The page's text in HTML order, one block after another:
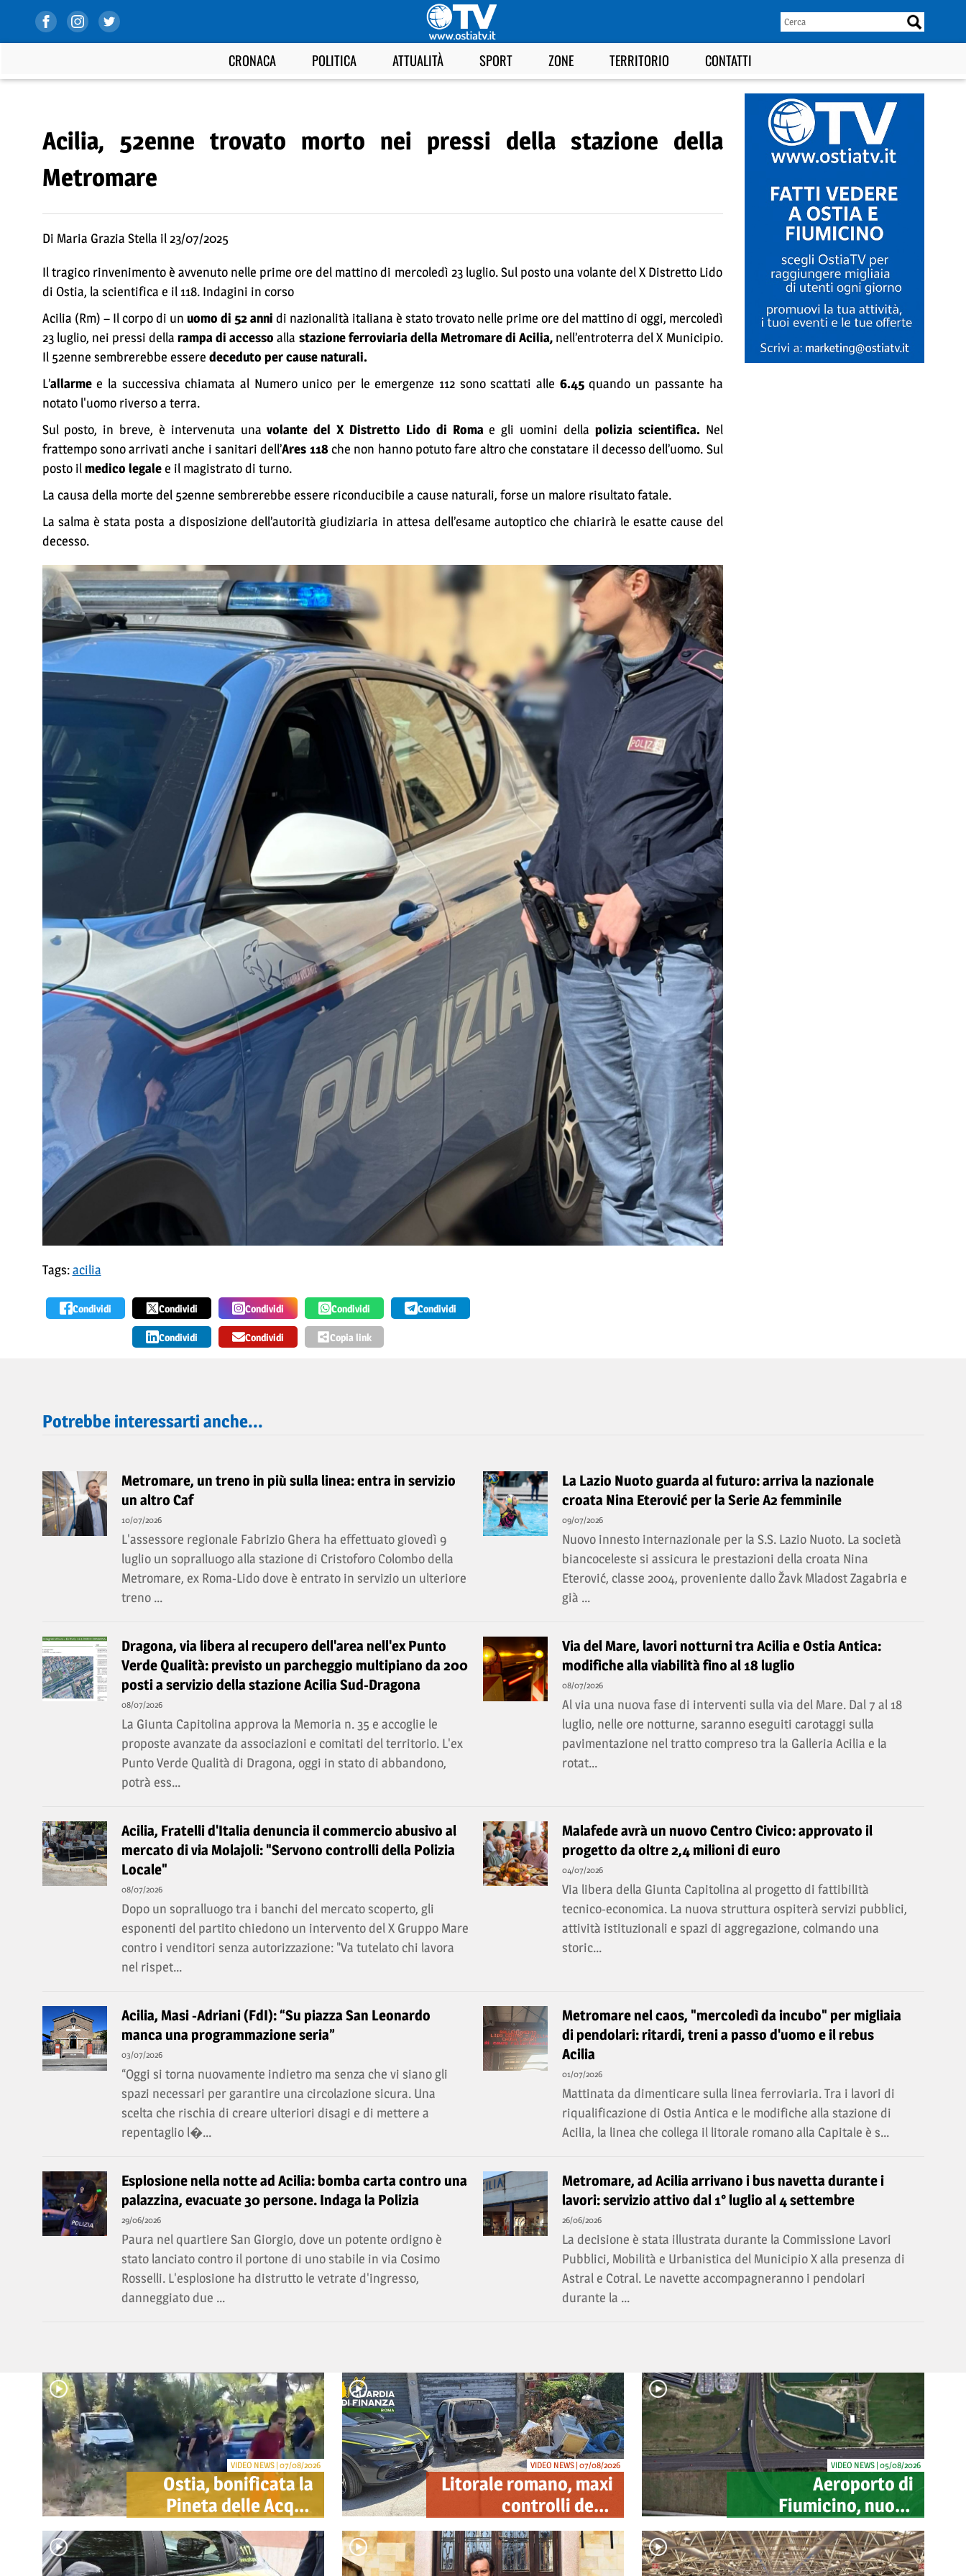
CRONACA POLITICA ATTUALITÀ SPORT ZONE TERRITORIO CONTATTI
Acilia, 52enne trovato morto nei pressi della stazione della
Metromare
Di Maria Grazia Stella il 23/07/2025
Il tragico rinvenimento è avvenuto nelle prime ore del mattino di mercoledì 23 luglio. Sul posto una volante del X Distretto Lido
di Ostia, la scientifica e il 118. Indagini in corso
Acilia (Rm) – Il corpo di un uomo di 52 anni di nazionalità italiana è stato trovato nelle prime ore del mattino di oggi, mercoledì
23 luglio, nei pressi dellarampa di accessoalla stazione ferroviaria della Metromare di Acilia, nell’entroterra del X Municipio.
Il 52enne sembrerebbe essere deceduto per cause naturali.
L’allarmee la successiva chiamata al Numero unico per le emergenze 112 sono scattati alle 6.45quando un passante ha
notato l'uomo riverso a terra.
Sul posto, in breve, è intervenuta unavolante del X Distretto Lido di Romae gli uomini della polizia scientifica. Nel
frattempo sono arrivati anche i sanitari dell’Ares 118che non hanno potuto fare altro che constatare il decesso dell’uomo. Sul
posto ilmedico legalee il magistrato di turno.
La causa della morte del 52enne sembrerebbe essere riconducibile a cause naturali, forse un malore risultato fatale.
La salma è stata posta a disposizione dell’autorità giudiziaria in attesa dell’esame autoptico che chiarirà le esatte cause del
decesso.
Tags:acilia
Condividi Condividi Condividi Condividi Condividi
Condividi Condividi Copia link
Potrebbe interessarti anche...
Metromare, un treno in più sulla linea: entra in servizio
un altro Caf
10/07/2026
L'assessore regionale Fabrizio Ghera ha effettuato giovedì 9
luglio un sopralluogo alla stazione di Cristoforo Colombo della
Metromare, ex Roma-Lido dove è entrato in servizio un ulteriore
treno ...
La Lazio Nuoto guarda al futuro: arriva la nazionale
croata Nina Eterović per la Serie A2 femminile
09/07/2026
Nuovo innesto internazionale per la S.S. Lazio Nuoto. La società
biancoceleste si assicura le prestazioni della croata Nina
Eterović, classe 2004, proveniente dallo Žavk Mladost Zagabria e
già ...
Dragona, via libera al recupero dell'area nell'ex Punto
Verde Qualità: previsto un parcheggio multipiano da 200
posti a servizio della stazione Acilia Sud-Dragona
08/07/2026
La Giunta Capitolina approva la Memoria n. 35 e accoglie le
proposte avanzate da associazioni e comitati del territorio. L'ex
Punto Verde Qualità di Dragona, oggi in stato di abbandono,
potrà ess...
Via del Mare, lavori notturni tra Acilia e Ostia Antica:
modifiche alla viabilità fino al 18 luglio
08/07/2026
Al via una nuova fase di interventi sulla via del Mare. Dal 7 al 18
luglio, nelle ore notturne, saranno eseguiti carotaggi sulla
pavimentazione nel tratto compreso tra la Galleria Acilia e la
rotat...
Acilia, Fratelli d'Italia denuncia il commercio abusivo al
mercato di via Molajoli: "Servono controlli della Polizia
Locale"
08/07/2026
Dopo un sopralluogo tra i banchi del mercato scoperto, gli
esponenti del partito chiedono un intervento del X Gruppo Mare
contro i venditori senza autorizzazione: "Va tutelato chi lavora
nel rispet...
Malafede avrà un nuovo Centro Civico: approvato il
progetto da oltre 2,4 milioni di euro
04/07/2026
Via libera della Giunta Capitolina al progetto di fattibilità
tecnico-economica. La nuova struttura ospiterà servizi pubblici,
attività istituzionali e spazi di aggregazione, colmando una
storic...
Acilia, Masi -Adriani (FdI): “Su piazza San Leonardo
manca una programmazione seria”
03/07/2026
“Oggi si torna nuovamente indietro ma senza che vi siano gli
spazi necessari per garantire una circolazione sicura. Una
scelta che rischia di creare ulteriori disagi e di mettere a
repentaglio l�...
Metromare nel caos, "mercoledì da incubo" per migliaia
di pendolari: ritardi, treni a passo d'uomo e il rebus
Acilia
01/07/2026
Mattinata da dimenticare sulla linea ferroviaria. Tra i lavori di
riqualificazione di Ostia Antica e le modifiche alla stazione di
Acilia, la linea che collega il litorale romano alla Capitale è s...
Esplosione nella notte ad Acilia: bomba carta contro una
palazzina, evacuate 30 persone. Indaga la Polizia
29/06/2026
Paura nel quartiere San Giorgio, dove un potente ordigno è
stato lanciato contro il portone di uno stabile in via Cosimo
Rosselli. L'esplosione ha distrutto le vetrate d'ingresso,
danneggiato due ...
Metromare, ad Acilia arrivano i bus navetta durante i
lavori: servizio attivo dal 1° luglio al 4 settembre
26/06/2026
La decisione è stata illustrata durante la Commissione Lavori
Pubblici, Mobilità e Urbanistica del Municipio X alla presenza di
Astral e Cotral. Le navette accompagneranno i pendolari
durante la ...
Ostia, bonificata la
Pineta delle Acque
Rosse: via gli
accampamenti
abusivi
VIDEO NEWS | 07/08/2026
Litorale romano, maxi
controlli della
Guardia di Finanza:
sequestrati droga,
armi e ricambi di auto
VIDEO NEWS | 07/08/2026
Aeroporto di
Fiumicino, nuovo
svincolo per Cargo
City e Lunga Sosta:
investimento ADR da
VIDEO NEWS | 05/08/2026